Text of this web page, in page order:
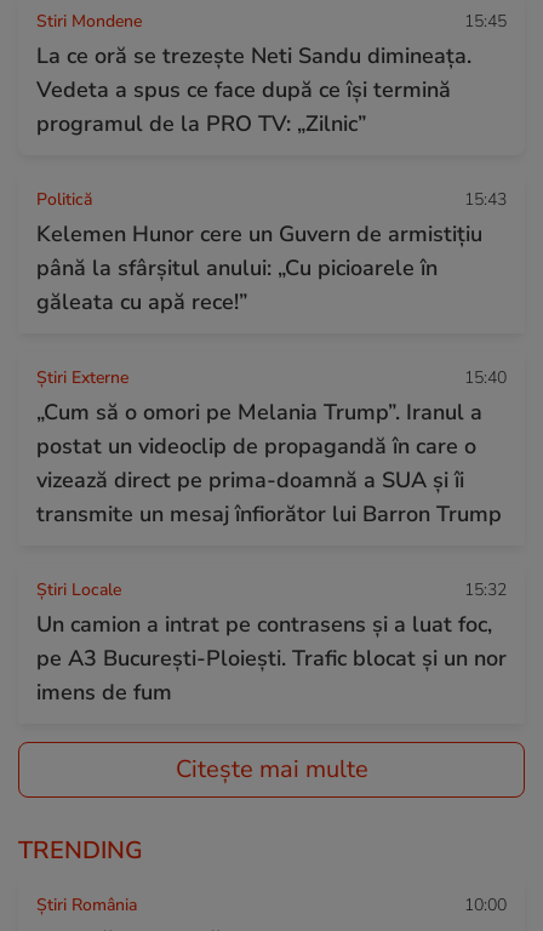
Stiri Mondene 15:45
La ce oră se trezește Neti Sandu dimineața.
Vedeta a spus ce face după ce își termină
programul de la PRO TV: „Zilnic”
Politică 15:43
Kelemen Hunor cere un Guvern de armistițiu
până la sfârșitul anului: „Cu picioarele în
găleata cu apă rece!”
Știri Externe 15:40
„Cum să o omori pe Melania Trump”. Iranul a
postat un videoclip de propagandă în care o
vizează direct pe prima-doamnă a SUA și îi
transmite un mesaj înfiorător lui Barron Trump
Știri Locale 15:32
Un camion a intrat pe contrasens și a luat foc,
pe A3 București-Ploiești. Trafic blocat și un nor
imens de fum
Citește mai multe
TRENDING
Știri România 10:00